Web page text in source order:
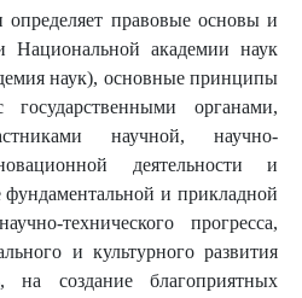
определяет правовые основы и
Национальной академии наук
наук), основные принципы
государственными органами,
научной, научно-
деятельности и
фундаментальной и прикладной
технического прогресса,
и культурного развития
на создание благоприятных